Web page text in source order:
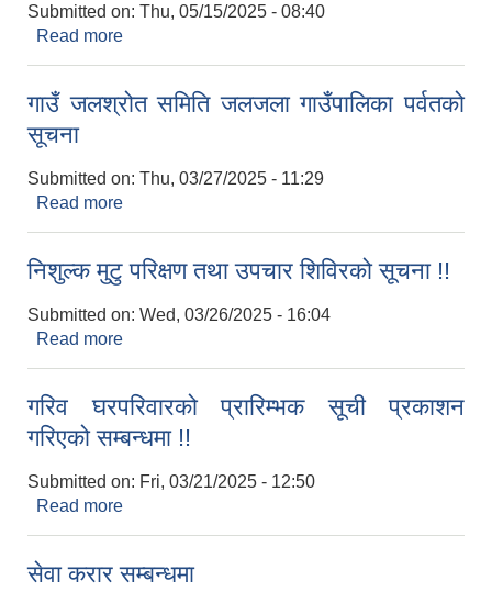
नियमित खाेप केन्द्र विवरण
Submitted on: Thu, 05/15/2025 - 08:40
Read more
गाउँ जलश्रोत समिति जलजला गाउँपालिका पर्वतको
सूचना
Submitted on: Thu, 03/27/2025 - 11:29
Read more
निशुल्क मुटु परिक्षण तथा उपचार शिविरको सूचना !!
Submitted on: Wed, 03/26/2025 - 16:04
Read more
गरिव घरपरिवारको प्रारिम्भक सूची प्रकाशन
गरिएको सम्बन्धमा !!
Submitted on: Fri, 03/21/2025 - 12:50
Read more
सेवा करार सम्बन्धमा